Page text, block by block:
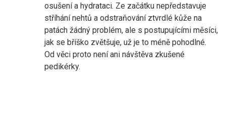
osušení a hydrataci. Ze začátku nepředstavuje
stříhání nehtů a odstraňování ztvrdlé kůže na
patách žádný problém, ale s postupujícími měsíci,
jak se bříško zvětšuje, už je to méně pohodlné.
Od věci proto není ani návštěva zkušené
pedikérky.